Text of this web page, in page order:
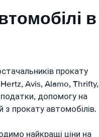
в
прокату
Hertz, Avis, Alamo, Thrifty,
допомогу на
з прокату автомобілів.
найкращі ціни на